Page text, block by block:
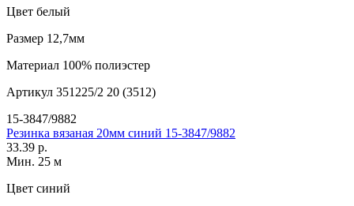
Цвет белый
Размер 12,7мм
Материал 100% полиэстер
Артикул 351225/2 20 (3512)
15-3847/9882
Резинка вязаная 20мм синий 15-3847/9882
33.39 р.
Мин. 25 м
Цвет синий